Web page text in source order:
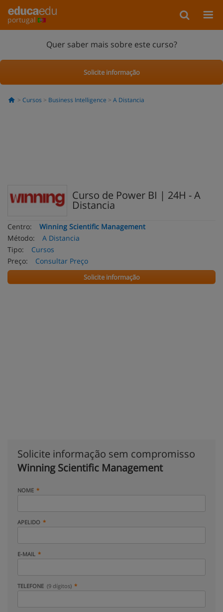
portugal
Quer saber mais sobre este curso?
Solicite informação
Cursos Business Intelligence A Distancia
Curso de Power BI | 24H - A
Distancia
Centro:
Winning Scientific Management
Método:
A Distancia
Tipo:
Cursos
Preço:
Consultar Preço
Solicite informação
Solicite informação sem compromisso
Winning Scientific Management
NOME
APELIDO
E-MAIL
TELEFONE (9 dígitos)